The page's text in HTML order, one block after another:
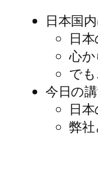
日本国
日
心
で
今日の
日
弊社